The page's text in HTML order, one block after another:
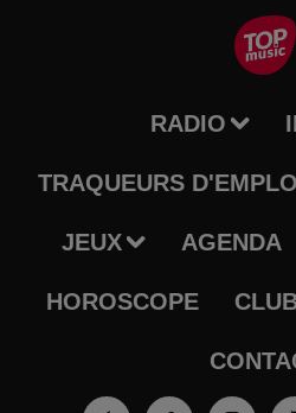
RADIO
TRAQUEURS
JEUX AGENDA
HOROSCOPE